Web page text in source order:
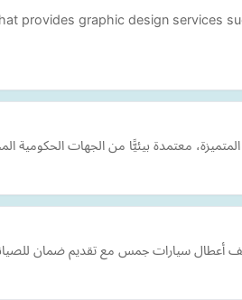
provides graphic design services
معتمدة بيئيًّا من الجهات الحكومية
سيارات جمس مع تقديم ضمان للصيانة